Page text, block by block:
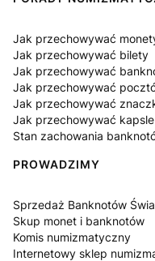
Jak przechowywać
Jak przechowywać bilety
Jak przechowywać
Jak przechowywać
Jak przechowywać
Jak przechowywać kapsle
Stan zachowania
PROWADZIMY
Sprzedaż Banknotów
Skup monet i banknotów
Komis numizmatyczny
Internetowy sklep